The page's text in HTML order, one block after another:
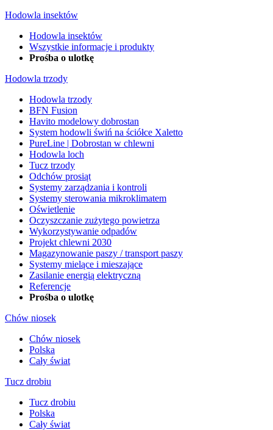
Hodowla insektów
Hodowla insektów
Wszystkie informacje i produkty
Prośba o ulotkę
Hodowla trzody
Hodowla trzody
BFN Fusion
Havito modelowy dobrostan
System hodowli świń na ściółce Xaletto
PureLine | Dobrostan w chlewni
Hodowla loch
Tucz trzody
Odchów prosiąt
Systemy zarządzania i kontroli
Systemy sterowania mikroklimatem
Oświetlenie
Oczyszczanie zużytego powietrza
Wykorzystywanie odpadów
Projekt chlewni 2030
Magazynowanie paszy / transport paszy
Systemy mielące i mieszające
Zasilanie energią elektryczną
Referencje
Prośba o ulotkę
Chów niosek
Chów niosek
Polska
Cały świat
Tucz drobiu
Tucz drobiu
Polska
Cały świat